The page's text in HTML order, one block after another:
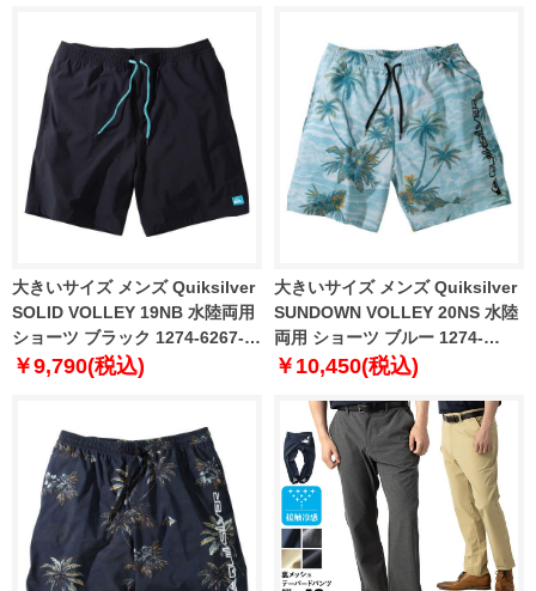
大きいサイズ メンズ Quiksilver
SOLID VOLLEY 19NB 水陸両用
ショーツ ブラック 1274-6267-2
3L 4L 5L 6L
￥9,790(税込)
大きいサイズ メンズ Quiksilver
SUNDOWN VOLLEY 20NS 水陸
両用 ショーツ ブルー 1274-
6268-1 3L 4L 5L 6L
￥10,450(税込)